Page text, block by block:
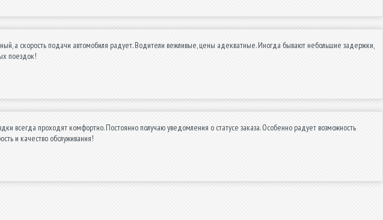
а скорость подачи автомобиля радует. Водители вежливые, цены адекватные. Иногда бывают небольшие задержки,
поездок!
всегда проходят комфортно. Постоянно получаю уведомления о статусе заказа. Особенно радует возможность
и качество обслуживания!